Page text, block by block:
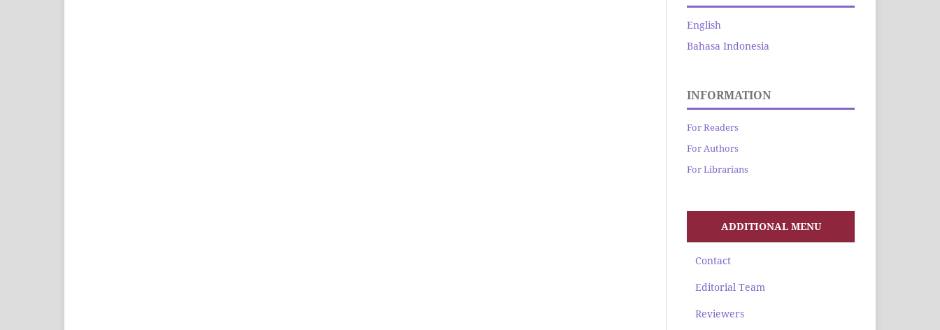
English
Bahasa Indonesia
INFORMATION
For Readers
For Authors
For Librarians
ADDITIONAL MENU
Contact
Editorial Team
Reviewers